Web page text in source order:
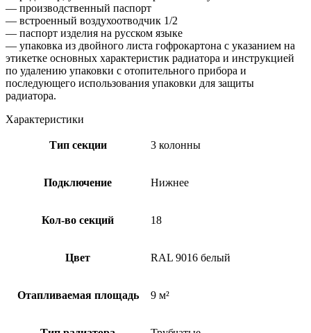
— производственный паспорт
— встроенный воздухоотводчик 1/2
— паспорт изделия на русском языке
— упаковка из двойного листа гофрокартона с указанием на
этикетке основных характеристик радиатора и инструкцией
по удалению упаковки с отопительного прибора и
последующего использования упаковки для защиты
радиатора.
Характеристики
Тип секции 3 колонны
Подключение Нижнее
Кол-во секций 18
Цвет RAL 9016 белый
Отапливаемая площадь 9 м²